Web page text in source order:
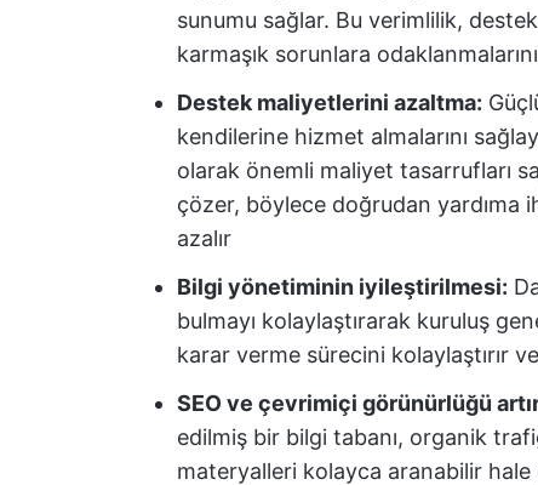
sunumu sağlar. Bu verimlilik,
karmaşık sorunlara
Destek maliyetlerini azaltma:
kendilerine hizmet almalarını
olarak önemli maliyet tasarrufları
çözer, böylece doğrudan yardıma
azalır
Bilgi yönetiminin iyileştirilmesi:
bulmayı kolaylaştırarak kuruluş
karar verme sürecini kolaylaştırır
SEO ve çevrimiçi görünürlüğü
edilmiş bir bilgi tabanı, organik
materyalleri kolayca aranabilir hale